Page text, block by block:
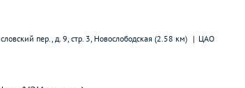
пер., д. 9, стр. 3, Новослободская (2.58 км) ЦАО